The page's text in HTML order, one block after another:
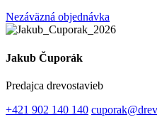
Nezáväzná objednávka
Jakub Čuporák
Predajca drevostavieb
+421 902 140 140